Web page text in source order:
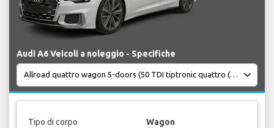
Audi A6 Veicoli a noleggio - Specifiche
Tipo di corpo Wagon